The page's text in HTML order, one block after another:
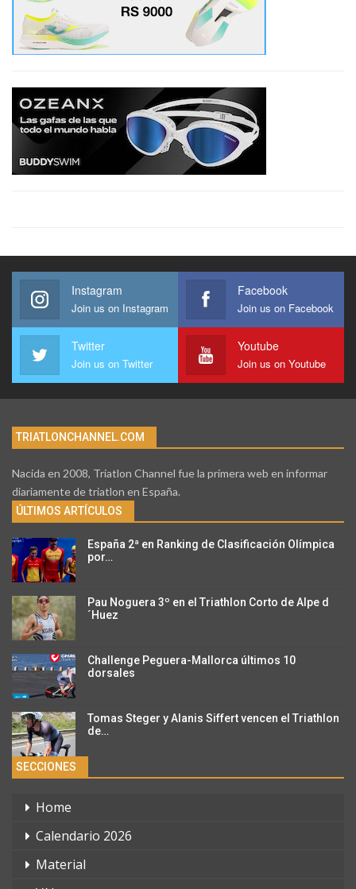
Instagram
Join us on Instagram
Facebook
Join us on Facebook
Twitter
Join us on Twitter
Youtube
Join us on Youtube
TRIATLONCHANNEL.COM
Nacida en 2008, Triatlon Channel fue la primera web en informar
diariamente de triatlon en España.
ÚLTIMOS ARTÍCULOS
España 2ª en Ranking de Clasificación Olímpica
por…
Pau Noguera 3º en el Triathlon Corto de Alpe d
´Huez
Challenge Peguera-Mallorca últimos 10
dorsales
Tomas Steger y Alanis Siffert vencen el Triathlon
de…
SECCIONES
Home
Calendario 2026
Material